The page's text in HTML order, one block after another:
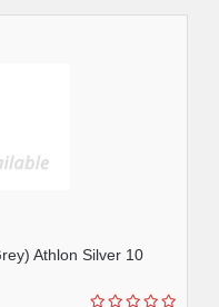
Athlon Silver 10